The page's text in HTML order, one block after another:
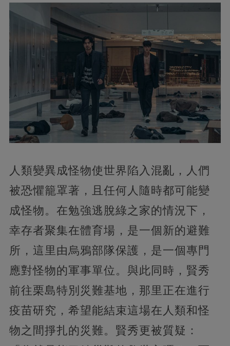
人類變異成怪物使世界陷入混亂，人們
被恐懼籠罩著，且任何人隨時都可能變
成怪物。在勉強逃脫綠之家的情況下，
幸存者聚集在體育場，是一個新的避難
所，這里由烏鴉部隊保護，是一個專門
應對怪物的軍事單位。與此同時，賢秀
前往栗島特別災難基地，那里正在進行
疫苗研究，希望能結束這場在人類和怪
物之間掙扎的災難。賢秀更被質疑：